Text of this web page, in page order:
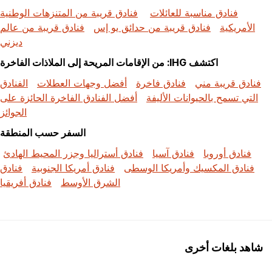
فنادق مناسبة للعائلات
فنادق قريبة من المتنزهات الوطنية
الأمريكية
فنادق قريبة من حدائق يو إس
فنادق قريبة من عالم
ديزني
اكتشف IHG: من الإقامات المريحة إلى الملاذات الفاخرة
فنادق قريبة مني
فنادق فاخرة أفضل وجهات العطلات
الفنادق
التي تسمح بالحيوانات الأليفة
أفضل الفنادق الفاخرة الحائزة على
الجوائز
السفر حسب المنطقة
فنادق أوروبا
فنادق آسيا
فنادق أستراليا وجزر المحيط الهادئ
فنادق المكسيك وأمريكا الوسطى
فنادق أمريكا الجنوبية
فنادق
الشرق الأوسط
فنادق أفريقيا
شاهد بلغات أخرى